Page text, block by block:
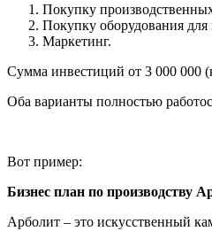
Покупку
Покупку оборудования для
Маркетинг.
Сумма инвестиций от 3 000 000
Оба варианты полностью
Вот пример:
Бизнес план по производству
Арболит – это искусственный